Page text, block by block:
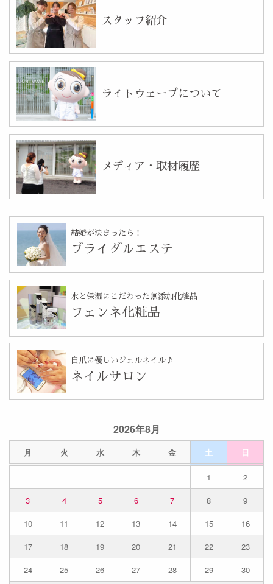
2026年8月
月 火 水 木 金 土 日
1
2
3
4 5 6 7 8
9
10
11 12 13 14 15
16
17
18 19 20 21 22
23
24
25 26 27 28 29
30
スタッフ紹介
ライトウェーブについて
メディア・取材履歴
結婚が決まったら！
ブライダルエステ
水と保湿にこだわった無添加化粧品
フェンネ化粧品
自爪に優しいジェルネイル♪
ネイルサロン